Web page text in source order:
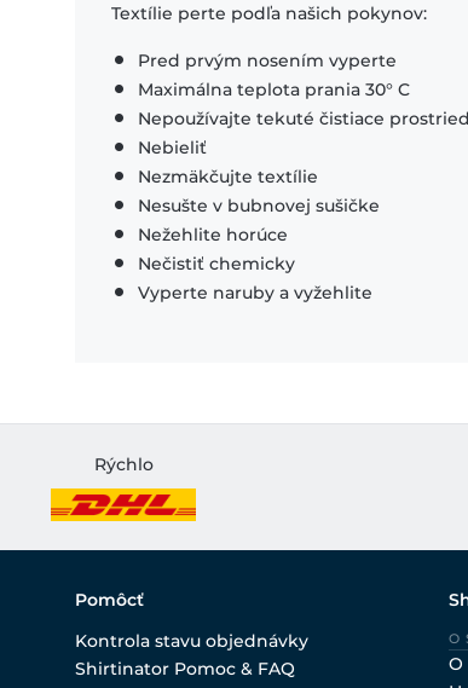
Textílie perte podľa našich pokynov:
Pred prvým nosením vyperte
Maximálna teplota prania 30° C
Nepoužívajte tekuté čistiace
Nebieliť
Nezmäkčujte textílie
Nesušte v bubnovej sušičke
Nežehlite horúce
Nečistiť chemicky
Vyperte naruby a vyžehlite
Rýchlo
Pomôcť
Kontrola stavu objednávky
Shirtinator Pomoc & FAQ
O
O